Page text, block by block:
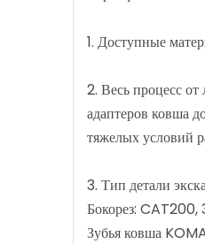
1. Доступные
2. Весь процесс
адаптеров ковша
тяжелых условий
3. Тип детали
Бокорез:
Зубья ковша